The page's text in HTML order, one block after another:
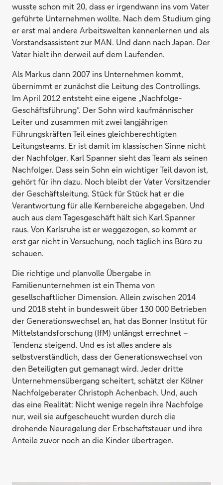
wusste schon mit 20, dass er irgendwann ins vom Vater
geführte Unternehmen wollte. Nach dem Studium ging
er erst mal andere Arbeitswelten kennenlernen und als
Vorstandsassistent zur MAN. Und dann nach Japan. Der
Vater hielt ihn derweil auf dem Laufenden.
Als Markus dann 2007 ins Unternehmen kommt,
übernimmt er zunächst die Leitung des Controllings.
Im April 2012 entsteht eine eigene „Nachfolge-
Geschäftsführung“. Der Sohn wird kaufmännischer
Leiter und zusammen mit zwei langjährigen
Führungskräften Teil eines gleichberechtigten
Leitungsteams. Er ist damit im klassischen Sinne nicht
der Nachfolger. Karl Spanner sieht das Team als seinen
Nachfolger. Dass sein Sohn ein wichtiger Teil davon ist,
gehört für ihn dazu. Noch bleibt der Vater Vorsitzender
der Geschäftsleitung. Stück für Stück hat er die
Verantwortung für alle Kernbereiche abgegeben. Und
auch aus dem Tagesgeschäft hält sich Karl Spanner
raus. Von Karlsruhe ist er weggezogen, so kommt er
erst gar nicht in Versuchung, noch täglich ins Büro zu
schauen.
Die richtige und planvolle Übergabe in
Familienunternehmen ist ein Thema von
gesellschaftlicher Dimension. Allein zwischen 2014
und 2018 steht in bundesweit über 130 000 Betrieben
der Generationswechsel an, hat das Bonner Institut für
Mittelstandsforschung (IfM) unlängst errechnet –
Tendenz steigend. Und es ist alles andere als
selbstverständlich, dass der Generationswechsel von
den Beteiligten gut gemanagt wird. Jeder dritte
Unternehmensübergang scheitert, schätzt der Kölner
Nachfolgeberater Christoph Achenbach. Und, auch
das eine Realität: Nicht wenige regeln ihre Nachfolge
nur, weil sie aufgescheucht wurden durch die
drohende Neuregelung der Erbschaftsteuer und ihre
Anteile zuvor noch an die Kinder übertragen.